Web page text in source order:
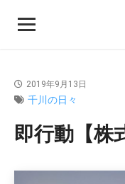
2019年9月13日
千川の日々
即行動【株